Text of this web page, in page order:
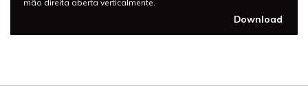
mão direita aberta verticalmente.
Download